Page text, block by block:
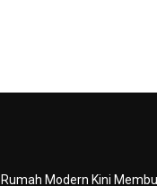
Rumah Modern Kini